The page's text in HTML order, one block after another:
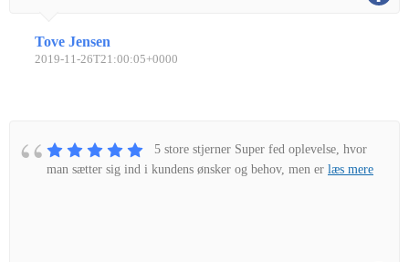
Tove Jensen
2019-11-26T21:00:05+0000
5 store stjerner Super fed oplevelse, hvor
man sætter sig ind i kundens ønsker og behov, men er læs mere